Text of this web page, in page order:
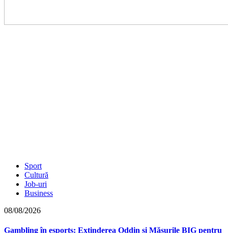
Sport
Cultură
Job-uri
Business
08/08/2026
Gambling în esports: Extinderea Oddin și Măsurile BIG pentru